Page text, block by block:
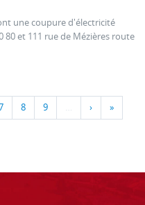
une coupure d'électricité
80 et 111 rue de Mézières route
8 9 … › »